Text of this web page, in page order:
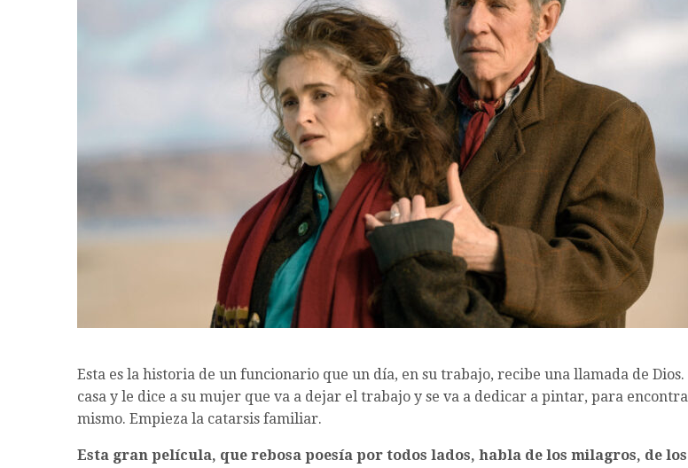
Esta es la historia de un funcionario que un día, en su trabajo, recibe una llamada de Dios.
casa y le dice a su mujer que va a dejar el trabajo y se va a dedicar a pintar, para
mismo. Empieza la catarsis familiar.
Esta gran película, que rebosa poesía por todos lados, habla de los milagros, de